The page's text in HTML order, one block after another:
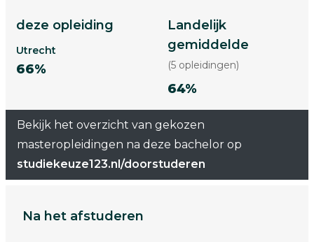
deze opleiding
Utrecht
66%
Landelijk
gemiddelde
(5 opleidingen)
64%
Bekijk het overzicht van gekozen
masteropleidingen na deze bachelor op
studiekeuze123.nl/doorstuderen
Na het afstuderen